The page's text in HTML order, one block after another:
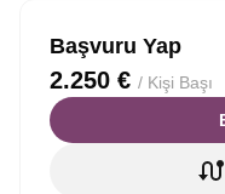
Başvuru Yap
2.250 € / Kişi Başı